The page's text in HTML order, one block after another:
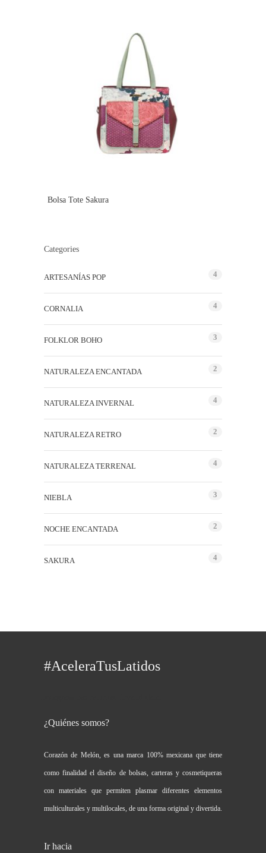
Bolsa Tote Sakura
Categories
ARTESANÍAS POP 4
CORNALIA 4
FOLKLOR BOHO 3
NATURALEZA ENCANTADA 2
NATURALEZA INVERNAL 4
NATURALEZA RETRO 2
NATURALEZA TERRENAL 4
NIEBLA 3
NOCHE ENCANTADA 2
SAKURA 4
#AceleraTusLatidos
¿Quiénes somos?
Corazón de Melón, es una marca 100% mexicana que tiene
como finalidad el diseño de bolsas, carteras y cosmetiqueras
con materiales que permiten plasmar diferentes elementos
multiculturales y multilocales, de una forma original y divertida.
Ir hacia